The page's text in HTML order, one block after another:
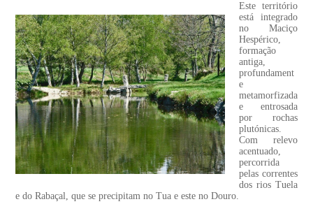
Este território
está integrado
no Maciço
Hespérico,
formação
antiga,
profundament
e
metamorfizada
e entrosada
por rochas
plutónicas.
Com relevo
acentuado,
percorrida
pelas correntes
dos rios Tuela
e do Rabaçal, que se precipitam no Tua e este no Douro.